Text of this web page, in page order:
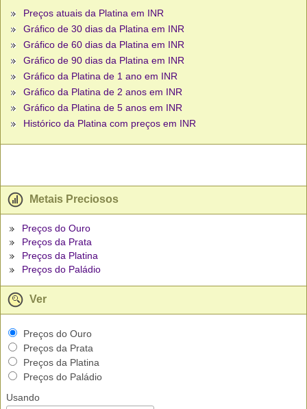
Preços atuais da Platina em INR
Gráfico de 30 dias da Platina em INR
Gráfico de 60 dias da Platina em INR
Gráfico de 90 dias da Platina em INR
Gráfico da Platina de 1 ano em INR
Gráfico da Platina de 2 anos em INR
Gráfico da Platina de 5 anos em INR
Histórico da Platina com preços em INR
Metais Preciosos
Preços do Ouro
Preços da Prata
Preços da Platina
Preços do Paládio
Ver
Preços do Ouro
Preços da Prata
Preços da Platina
Preços do Paládio
Usando